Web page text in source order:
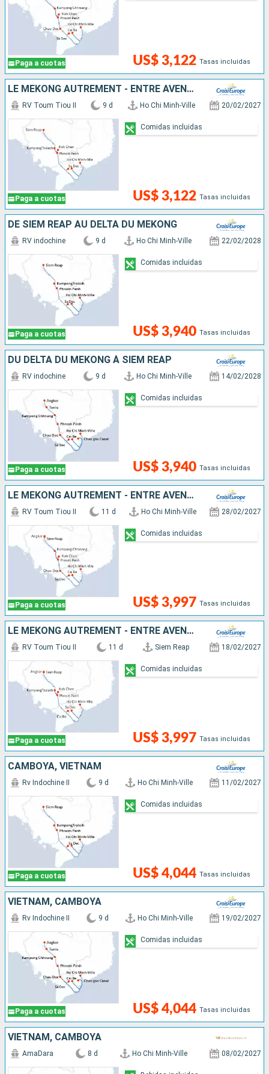
Paga a cuotas US$ 3,122 Tasas incluidas
LE MÉKONG AUTREMENT - ENTRE AVENTURE ET SITES INCONTOURNABLES
Paga a cuotas
RV Toum Tiou II 9 d Ho Chi Minh-Ville 20/02/2027
US$ 3,122 Tasas incluidas
Comidas incluidas
DE SIEM REAP AU DELTA DU MÉKONG
Paga a cuotas
RV indochine 9 d Ho Chi Minh-Ville 22/02/2028
US$ 3,940 Tasas incluidas
Comidas incluidas
DU DELTA DU MÉKONG À SIEM REAP
Paga a cuotas
RV indochine 9 d Ho Chi Minh-Ville 14/02/2028
US$ 3,940 Tasas incluidas
Comidas incluidas
LE MÉKONG AUTREMENT - ENTRE AVENTURE ET SITES INCONTOURNABLES
Paga a cuotas
RV Toum Tiou II 11 d Ho Chi Minh-Ville 28/02/2027
US$ 3,997 Tasas incluidas
Comidas incluidas
LE MÉKONG AUTREMENT - ENTRE AVENTURE ET SITES INCONTOURNABLES
Paga a cuotas
RV Toum Tiou II 11 d Siem Reap 18/02/2027
US$ 3,997 Tasas incluidas
Comidas incluidas
CAMBOYA, VIETNAM
Paga a cuotas
Rv Indochine II 9 d Ho Chi Minh-Ville 11/02/2027
US$ 4,044 Tasas incluidas
Comidas incluidas
VIETNAM, CAMBOYA
Paga a cuotas
Rv Indochine II 9 d Ho Chi Minh-Ville 19/02/2027
US$ 4,044 Tasas incluidas
Comidas incluidas
VIETNAM, CAMBOYA
AmaDara 8 d Ho Chi Minh-Ville 08/02/2027